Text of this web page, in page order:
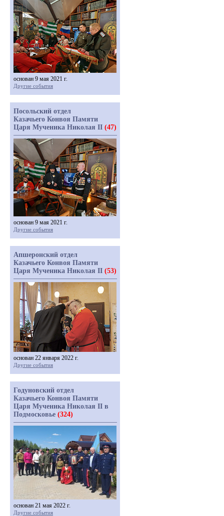
основан 9 мая 2021 г.
Другие события
Посольский отдел
Казачьего Конвоя Памяти
Царя Мученика Николая II (47)
основан 9 мая 2021 г.
Другие события
Апшеронский отдел
Казачьего Конвоя Памяти
Царя Мученика Николая II (53)
основан 22 января 2022 г.
Другие события
Годуновский отдел
Казачьего Конвоя Памяти
Царя Мученика Николая II в
Подмосковье (324)
основан 21 мая 2022 г.
Другие события